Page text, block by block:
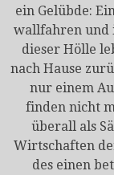
ein Gelübde:
wallfahren und
dieser Hölle
nach Hause
nur einem
finden nicht
überall als
Wirtschaften
des einen